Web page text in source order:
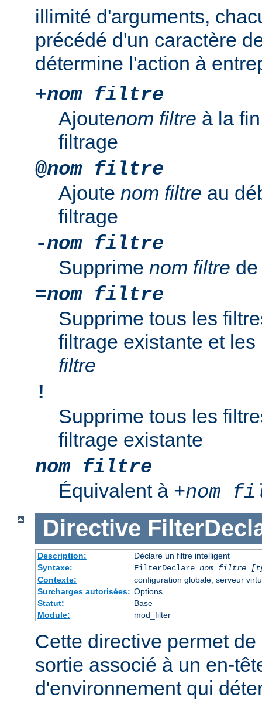
illimité d'arguments,
précédé d'un caractère
détermine l'action à
+nom filtre
Ajoutenom filtre à la
filtrage
@nom filtre
Ajoute nom filtre au
filtrage
-nom filtre
Supprime nom filtre
=nom filtre
Supprime tous les
filtrage existante et
filtre
!
Supprime tous les
filtrage existante
nom filtre
Équivalent à +nom
Directive
Description:
Déclare un filtre intelligent
Syntaxe:
FilterDeclare nom_filtre
Contexte:
configuration globale, serveur
Surcharges autorisées: Options
Statut:
Base
Module:
mod_filter
Cette directive permet
sortie associé à un en-
d'environnement qui